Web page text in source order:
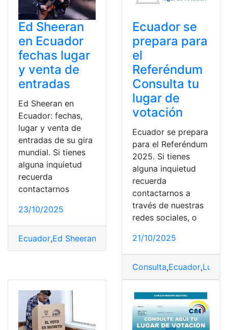
Ed Sheeran
en Ecuador
fechas lugar
y venta de
entradas
Ed Sheeran en
Ecuador: fechas,
lugar y venta de
entradas de su gira
mundial. Si tienes
alguna inquietud
recuerda
contactarnos
23/10/2025
Ecuador,Ed Sheeran ,Fechas,Lugar
Ecuador se
prepara para
el
Referéndum
Consulta tu
lugar de
votación
Ecuador se prepara
para el Referéndum
2025. Si tienes
alguna inquietud
recuerda
contactarnos a
través de nuestras
redes sociales, o
21/10/2025
Consulta,Ecuador,Lugar